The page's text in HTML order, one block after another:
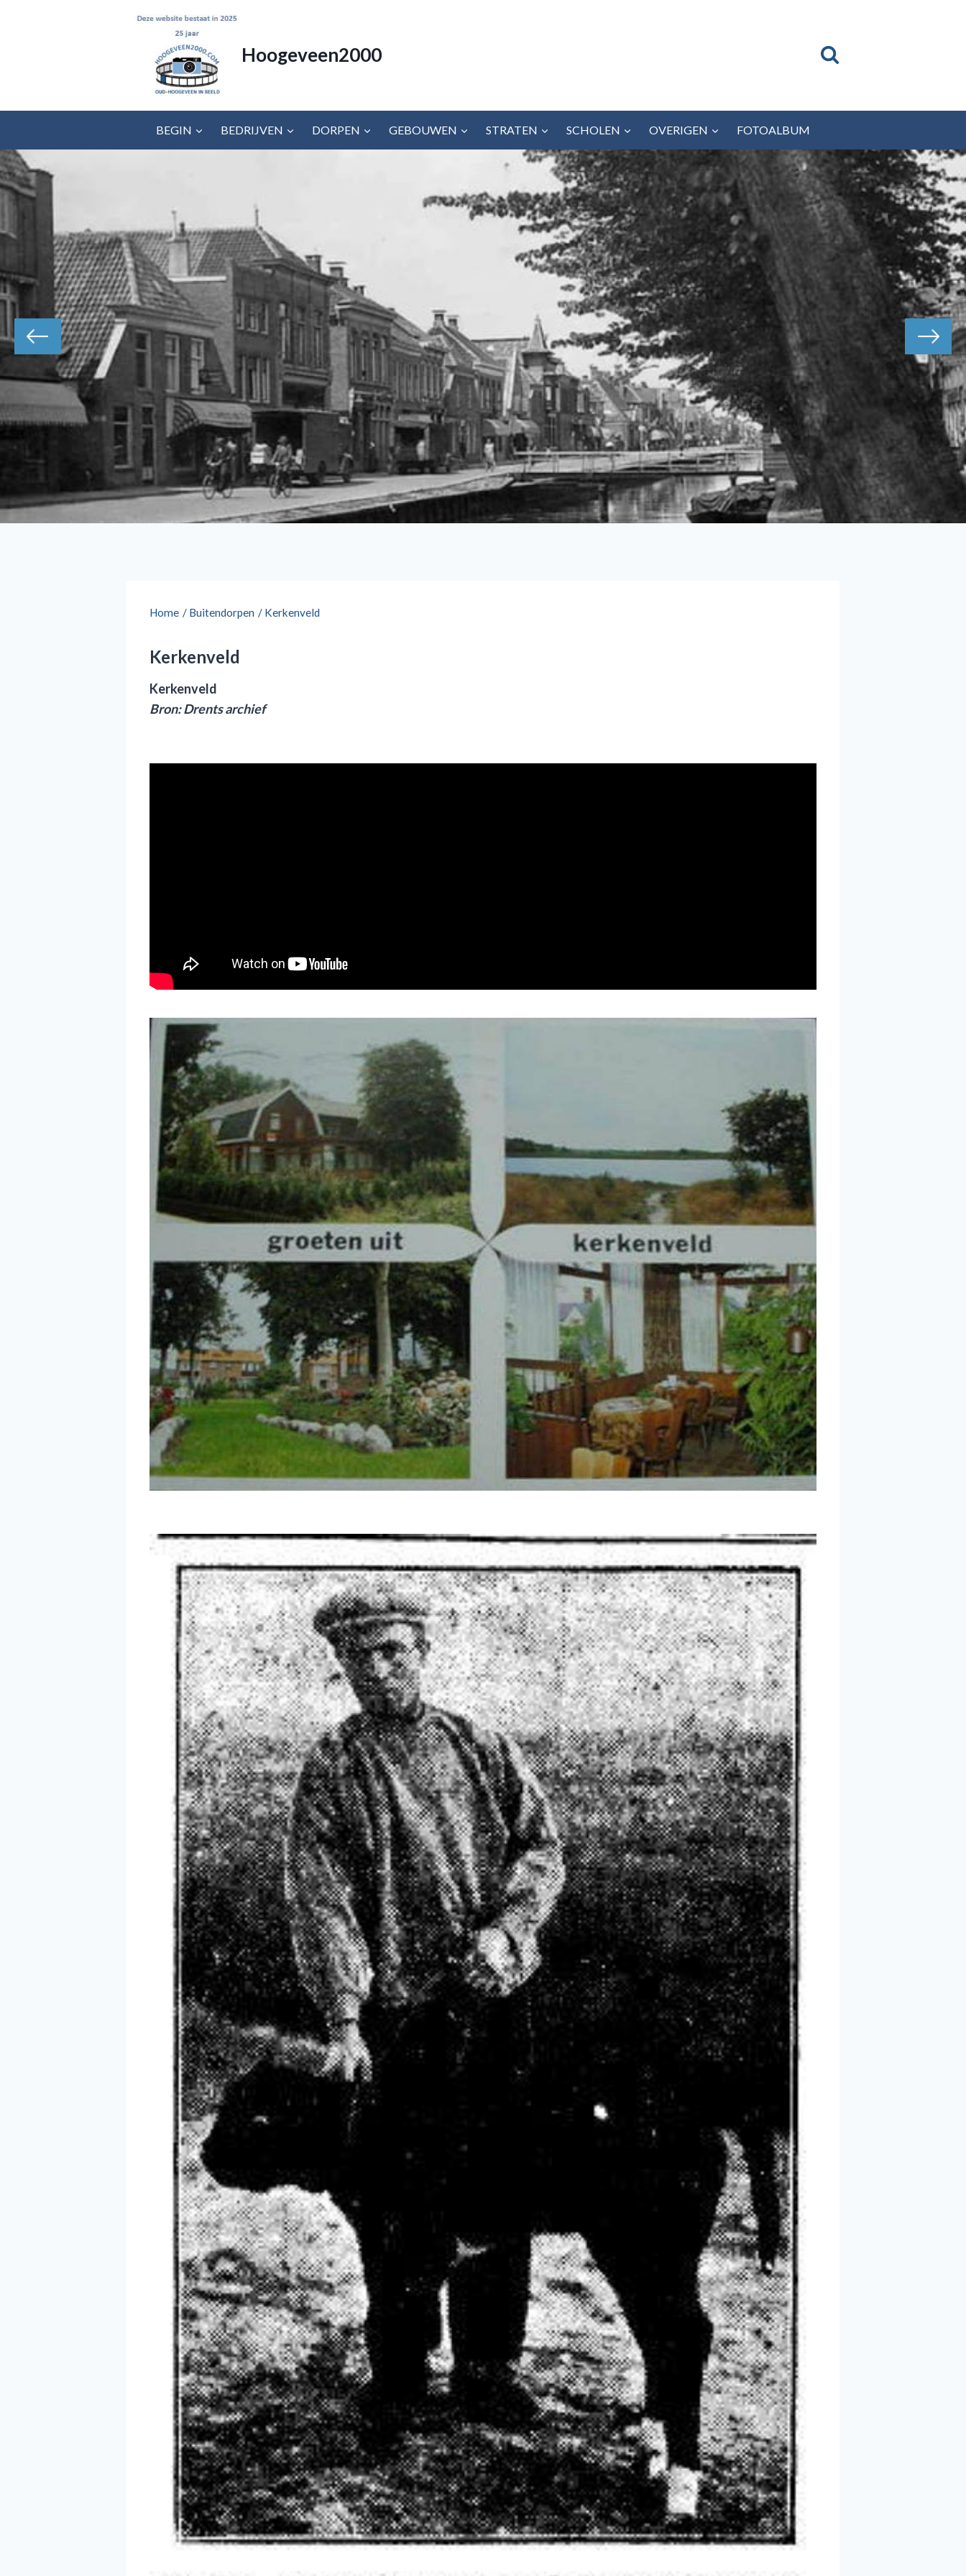
Hoogeveen2000
BEGIN BEDRIJVEN DORPEN GEBOUWEN STRATEN SCHOLEN OVERIGEN FOTOALBUM
Home / Buitendorpen / Kerkenveld
Kerkenveld
Kerkenveld
Bron: Drents archief